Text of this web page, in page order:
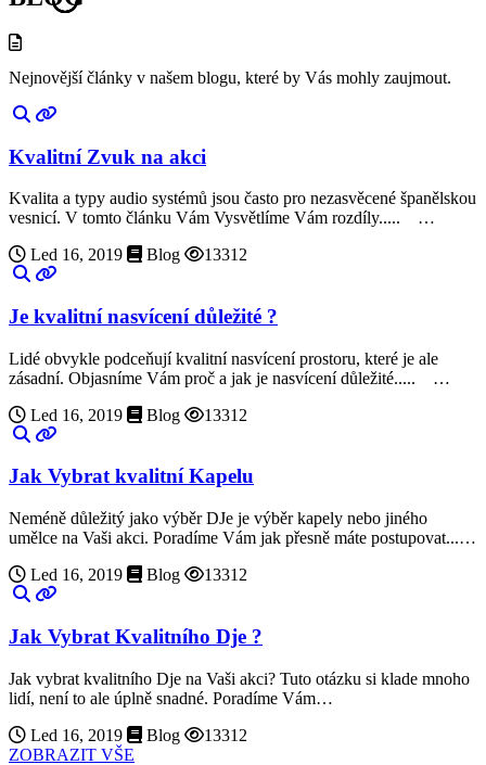
Nejnovější články v našem blogu, které by Vás mohly zaujmout.
Kvalitní Zvuk na akci
Kvalita a typy audio systémů jsou často pro nezasvěcené španělskou
vesnicí. V tomto článku Vám Vysvětlíme Vám rozdíly..... …
Led 16, 2019
Blog 13312
Je kvalitní nasvícení důležité ?
Lidé obvykle podceňují kvalitní nasvícení prostoru, které je ale
zásadní. Objasníme Vám proč a jak je nasvícení důležité..... …
Led 16, 2019
Blog 13312
Jak Vybrat kvalitní Kapelu
Neméně důležitý jako výběr DJe je výběr kapely nebo jiného
umělce na Vaši akci. Poradíme Vám jak přesně máte postupovat...…
Led 16, 2019
Blog 13312
Jak Vybrat Kvalitního Dje ?
Jak vybrat kvalitního Dje na Vaši akci? Tuto otázku si klade mnoho
lidí, není to ale úplně snadné. Poradíme Vám…
Led 16, 2019
Blog
13312
ZOBRAZIT VŠE